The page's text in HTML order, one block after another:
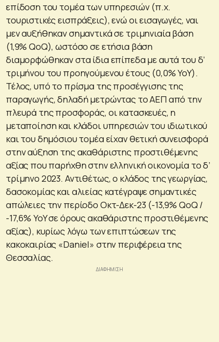
επίδοση του τομέα των υπηρεσιών (π.χ.
τουριστικές εισπράξεις), ενώ οι εισαγωγές, ναι
μεν αυξήθηκαν σημαντικά σε τριμηνιαία βάση
(1,9% QoQ), ωστόσο σε ετήσια βάση
διαμορφώθηκαν στα ίδια επίπεδα με αυτά του δ’
τριμήνου του προηγούμενου έτους (0,0% YoY).
Τέλος, υπό το πρίσμα της προσέγγισης της
παραγωγής, δηλαδή μετρώντας το ΑΕΠ από την
πλευρά της προσφοράς, οι κατασκευές, η
μεταποίηση και κλάδοι υπηρεσιών του ιδιωτικού
και του δημόσιου τομέα είχαν θετική συνεισφορά
στην αύξηση της ακαθάριστης προστιθέμενης
αξίας που παρήχθη στην ελληνική οικονομία το δ’
τρίμηνο 2023. Αντιθέτως, ο κλάδος της γεωργίας,
δασοκομίας και αλιείας κατέγραψε σημαντικές
απώλειες την περίοδο Οκτ-Δεκ-23 (-13,9% QoQ /
-17,6% YoY σε όρους ακαθάριστης προστιθέμενης
αξίας), κυρίως λόγω των επιπτώσεων της
κακοκαιρίας «Daniel» στην περιφέρεια της
Θεσσαλίας.